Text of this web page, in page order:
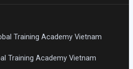
Training Academy Vietnam
Training Academy Vietnam